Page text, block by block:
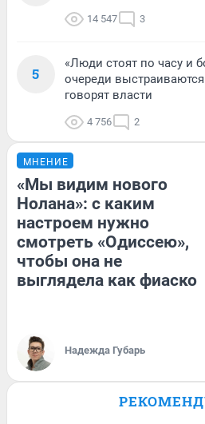
14 547 3
5
«Люди стоят по часу и
очереди
говорят власти
4 756 2
МНЕНИЕ
«Мы видим нового
Нолана»: с каким
настроем нужно
смотреть «Одиссею»,
чтобы она не
выглядела как фиаско
Надежда Губарь